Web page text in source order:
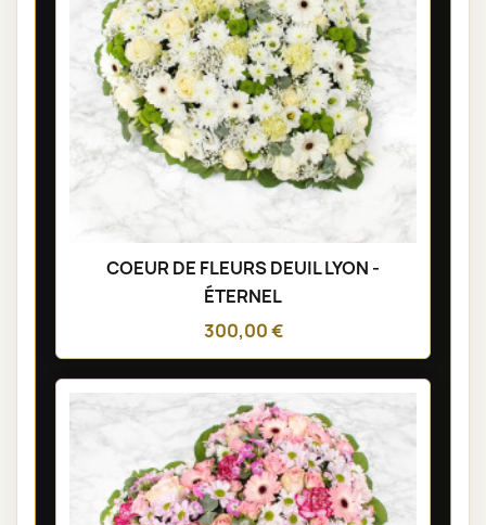
COEUR DE FLEURS DEUIL LYON -
ÉTERNEL
300,00 €